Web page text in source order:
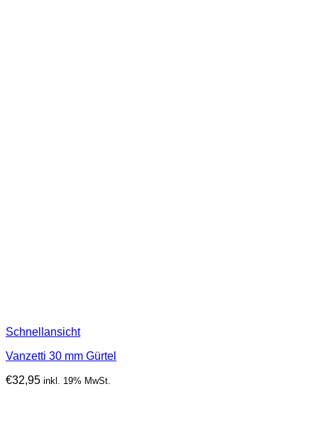
Schnellansicht
Vanzetti 30 mm Gürtel
€32,95 inkl. 19% MwSt.